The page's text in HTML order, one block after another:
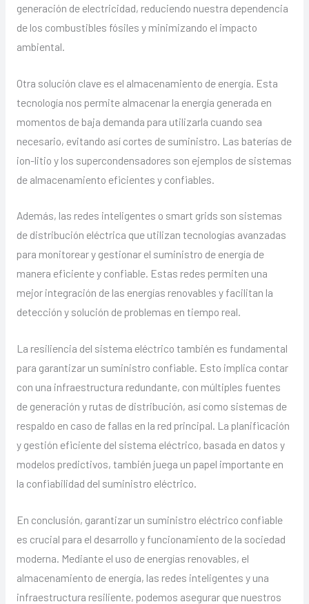
generación de electricidad, reduciendo nuestra dependencia
de los combustibles fósiles y minimizando el impacto
ambiental.
Otra solución clave es el almacenamiento de energía. Esta
tecnología nos permite almacenar la energía generada en
momentos de baja demanda para utilizarla cuando sea
necesario, evitando así cortes de suministro. Las baterías de
ion-litio y los supercondensadores son ejemplos de sistemas
de almacenamiento eficientes y confiables.
Además, las redes inteligentes o smart grids son sistemas
de distribución eléctrica que utilizan tecnologías avanzadas
para monitorear y gestionar el suministro de energía de
manera eficiente y confiable. Estas redes permiten una
mejor integración de las energías renovables y facilitan la
detección y solución de problemas en tiempo real.
La resiliencia del sistema eléctrico también es fundamental
para garantizar un suministro confiable. Esto implica contar
con una infraestructura redundante, con múltiples fuentes
de generación y rutas de distribución, así como sistemas de
respaldo en caso de fallas en la red principal. La planificación
y gestión eficiente del sistema eléctrico, basada en datos y
modelos predictivos, también juega un papel importante en
la confiabilidad del suministro eléctrico.
En conclusión, garantizar un suministro eléctrico confiable
es crucial para el desarrollo y funcionamiento de la sociedad
moderna. Mediante el uso de energías renovables, el
almacenamiento de energía, las redes inteligentes y una
infraestructura resiliente, podemos asegurar que nuestros